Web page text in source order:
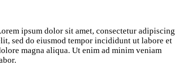
ipsum dolor sit amet, consectetur adipiscing
sed do eiusmod tempor incididunt ut labore et
magna aliqua. Ut enim ad minim veniam